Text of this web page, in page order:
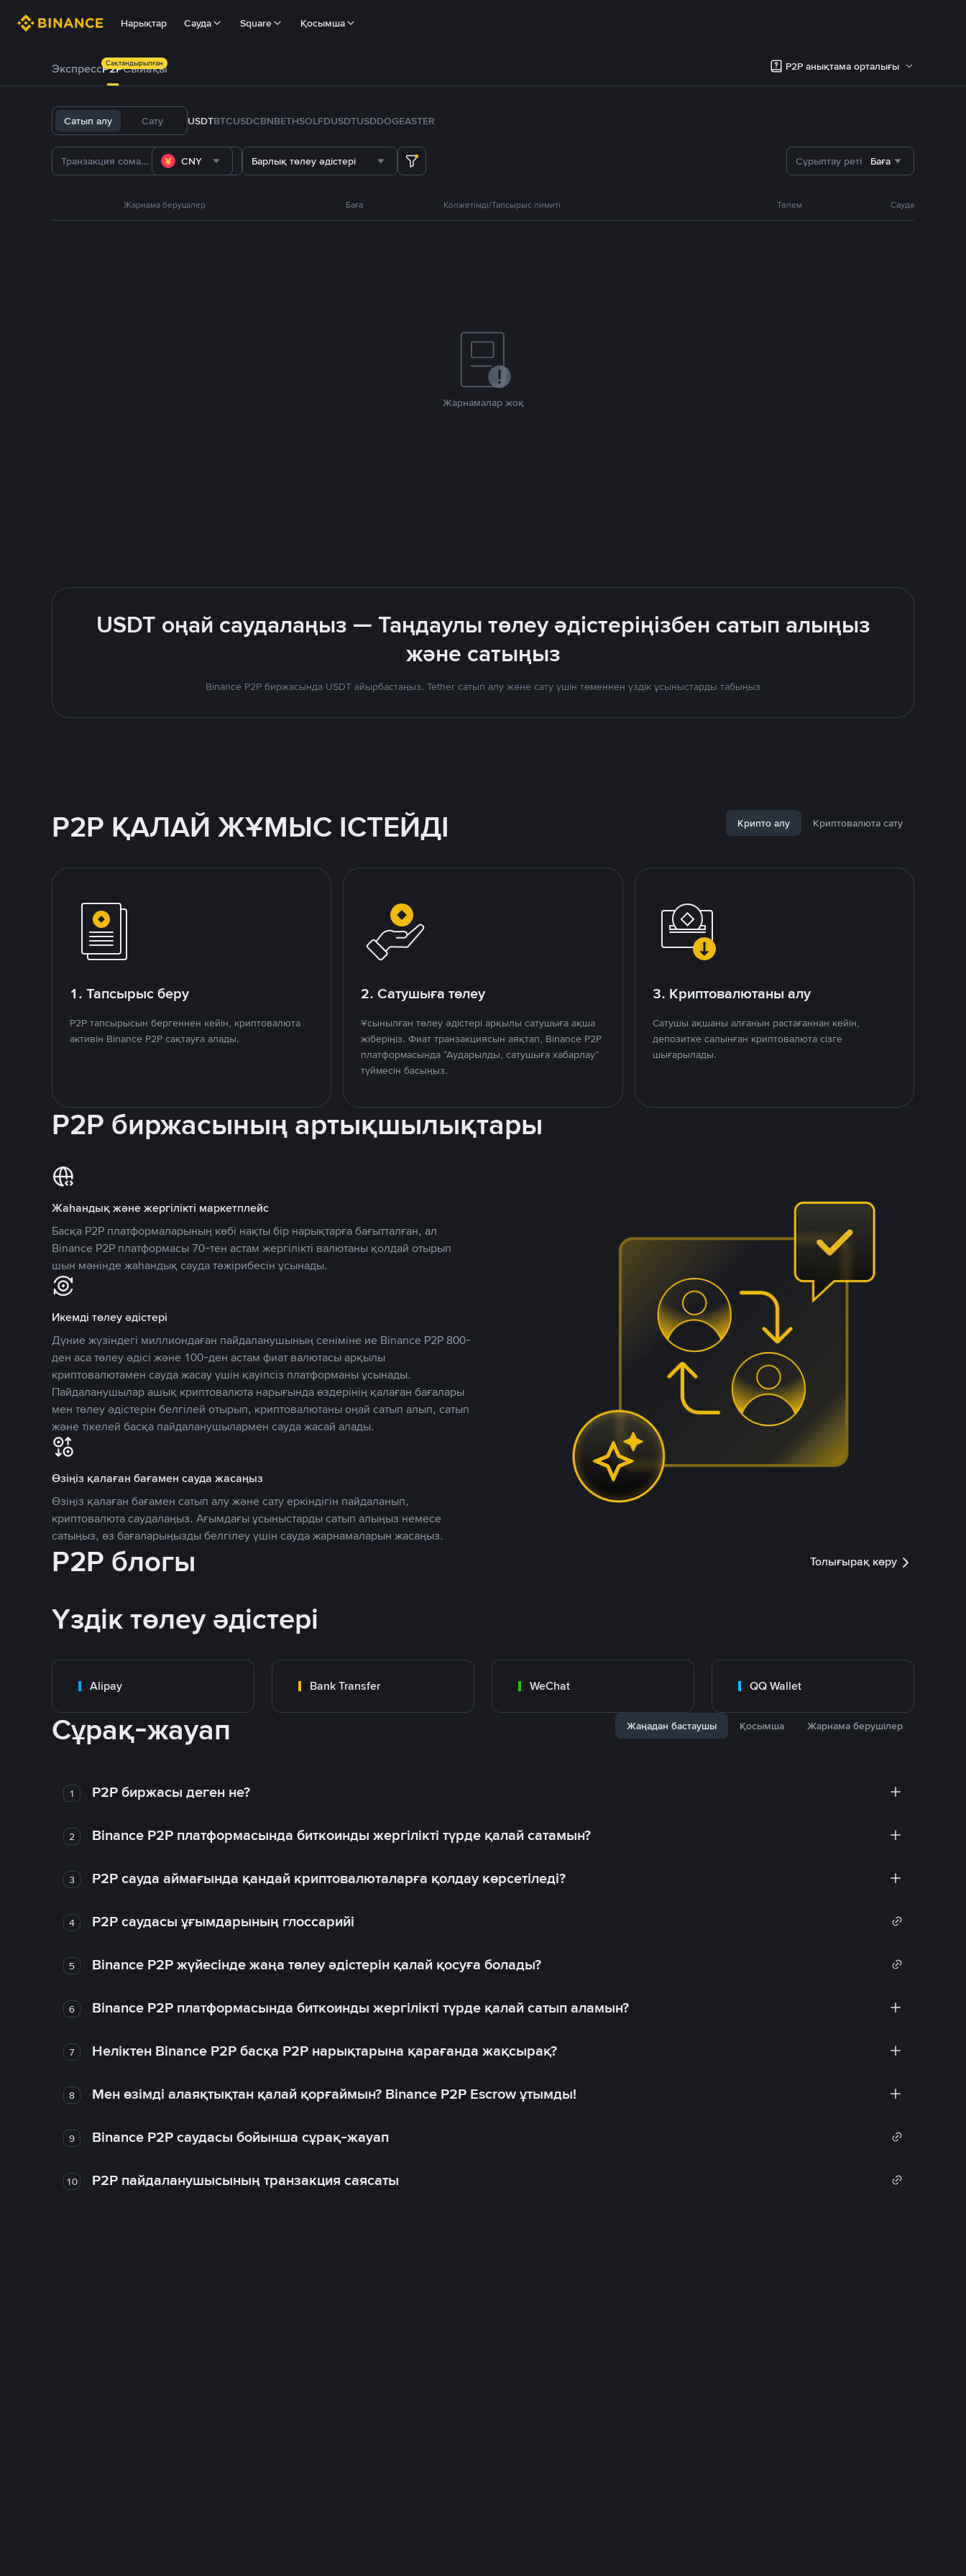
Нарықтар Сауда Square Қосымша
ЭкспрессP2PСыйақы
Сақтандырылған P2P анықтама орталығы
Сатып алу Сату USDTBTCUSDCBNBETHSOLFDUSDTUSDDOGEASTER
CNY Барлық төлеу әдістері Сұрыптау реті Баға
Жарнама берушілер Баға Қолжетімді/Тапсырыс лимиті Төлем Сауда
Жарнамалар жоқ
USDT оңай саудалаңыз — Таңдаулы төлеу әдістеріңізбен сатып алыңыз
және сатыңыз
Binance P2P биржасында USDT айырбастаңыз. Tether сатып алу және сату үшін төменнен үздік ұсыныстарды табыңыз
P2P ҚАЛАЙ ЖҰМЫС ІСТЕЙДІ Крипто алу Криптовалюта сату
1. Тапсырыс беру
P2P тапсырысын бергеннен кейін, криптовалюта
активін Binance P2P сақтауға алады.
2. Сатушыға төлеу
Ұсынылған төлеу әдістері арқылы сатушыға ақша
жіберіңіз. Фиат транзакциясын аяқтап, Binance P2P
платформасында “Аударылды, сатушыға хабарлау”
түймесін басыңыз.
3. Криптовалютаны алу
Сатушы ақшаны алғанын растағаннан кейін,
депозитке салынған криптовалюта сізге
шығарылады.
P2P биржасының артықшылықтары
Жаһандық және жергілікті маркетплейс
Басқа P2P платформаларының көбі нақты бір нарықтарға бағытталған, ал
Binance P2P платформасы 70-тен астам жергілікті валютаны қолдай отырып
шын мәнінде жаһандық сауда тәжірибесін ұсынады.
Икемді төлеу әдістері
Дүние жүзіндегі миллиондаған пайдаланушының сеніміне ие Binance P2P 800-
ден аса төлеу әдісі және 100-ден астам фиат валютасы арқылы
криптовалютамен сауда жасау үшін қауіпсіз платформаны ұсынады.
Пайдаланушылар ашық криптовалюта нарығында өздерінің қалаған бағалары
мен төлеу әдістерін белгілей отырып, криптовалютаны оңай сатып алып, сатып
және тікелей басқа пайдаланушылармен сауда жасай алады.
Өзіңіз қалаған бағамен сауда жасаңыз
Өзіңіз қалаған бағамен сатып алу және сату еркіндігін пайдаланып,
криптовалюта саудалаңыз. Ағымдағы ұсыныстарды сатып алыңыз немесе
сатыңыз, өз бағаларыңызды белгілеу үшін сауда жарнамаларын жасаңыз.
P2P блогы Толығырақ көру
Үздік төлеу әдістері
Alipay Bank Transfer WeChat QQ Wallet
Сұрақ-жауап Жаңадан бастаушы Қосымша Жарнама берушілер
1 P2P биржасы деген не?
2 Binance P2P платформасында биткоинды жергілікті түрде қалай сатамын?
3 P2P сауда аймағында қандай криптовалюталарға қолдау көрсетіледі?
4 P2P саудасы ұғымдарының глоссарийі
5 Binance P2P жүйесінде жаңа төлеу әдістерін қалай қосуға болады?
6 Binance P2P платформасында биткоинды жергілікті түрде қалай сатып аламын?
7 Неліктен Binance P2P басқа P2P нарықтарына қарағанда жақсырақ?
8 Мен өзімді алаяқтықтан қалай қорғаймын? Binance P2P Escrow ұтымды!
9 Binance P2P саудасы бойынша сұрақ-жауап
10 P2P пайдаланушысының транзакция саясаты